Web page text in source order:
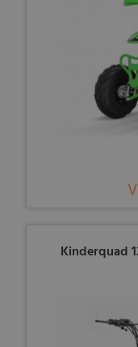
Kinderquad